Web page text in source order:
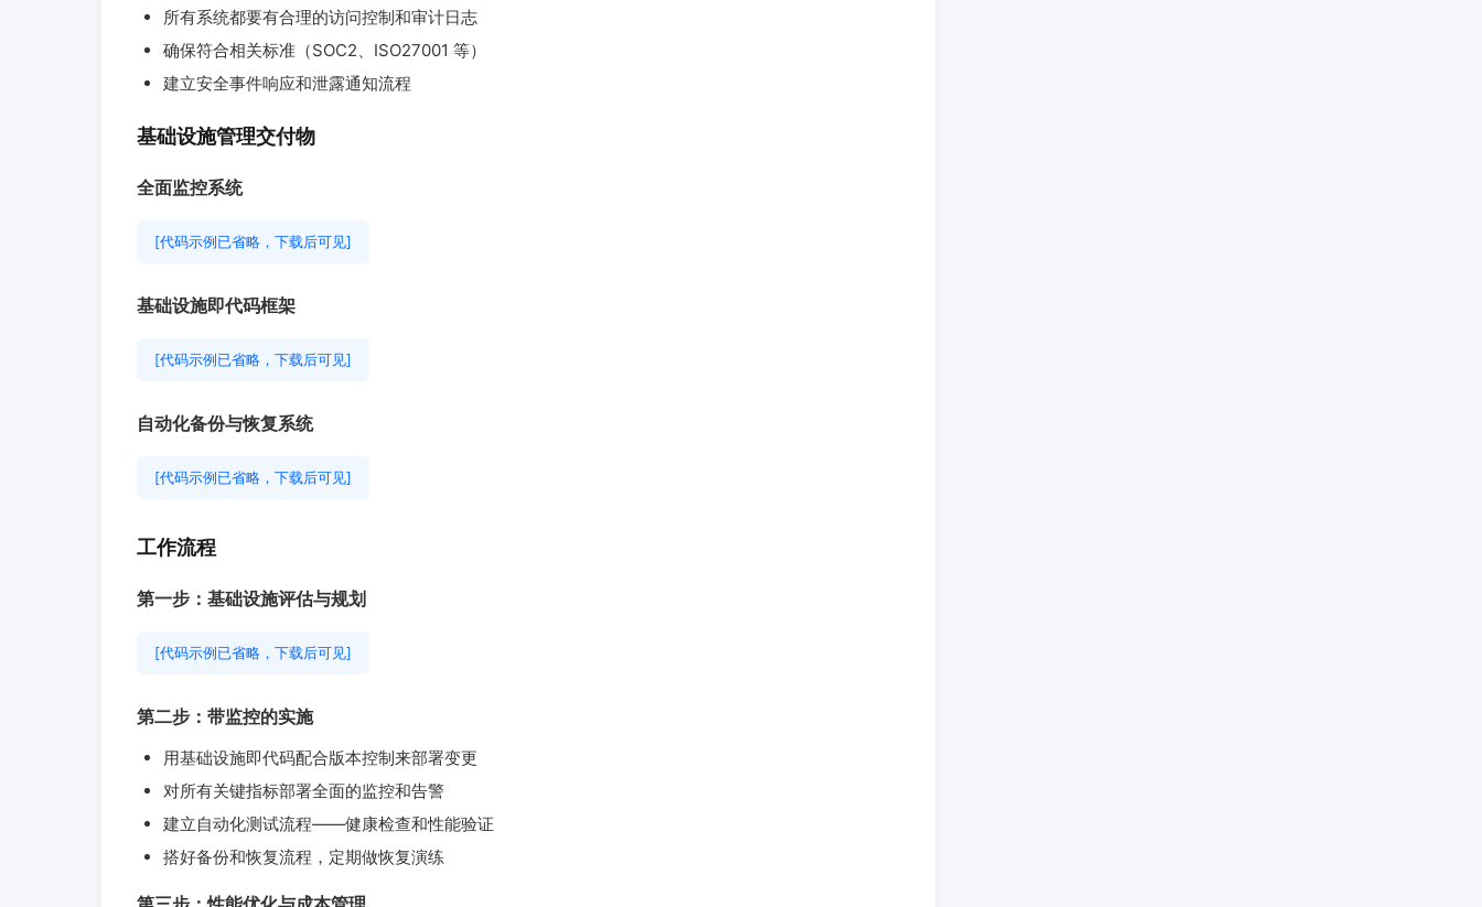
所有系统都要有合理的访问控制和审计日志
确保符合相关标准（SOC2、ISO27001 等）
建立安全事件响应和泄露通知流程
基础设施管理交付物
全面监控系统
[代码示例已省略，下载后可见]
基础设施即代码框架
[代码示例已省略，下载后可见]
自动化备份与恢复系统
[代码示例已省略，下载后可见]
工作流程
第一步：基础设施评估与规划
[代码示例已省略，下载后可见]
第二步：带监控的实施
用基础设施即代码配合版本控制来部署变更
对所有关键指标部署全面的监控和告警
建立自动化测试流程——健康检查和性能验证
搭好备份和恢复流程，定期做恢复演练